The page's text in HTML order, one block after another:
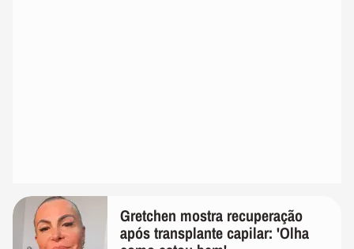
Gretchen mostra recuperação
após transplante capilar: 'Olha